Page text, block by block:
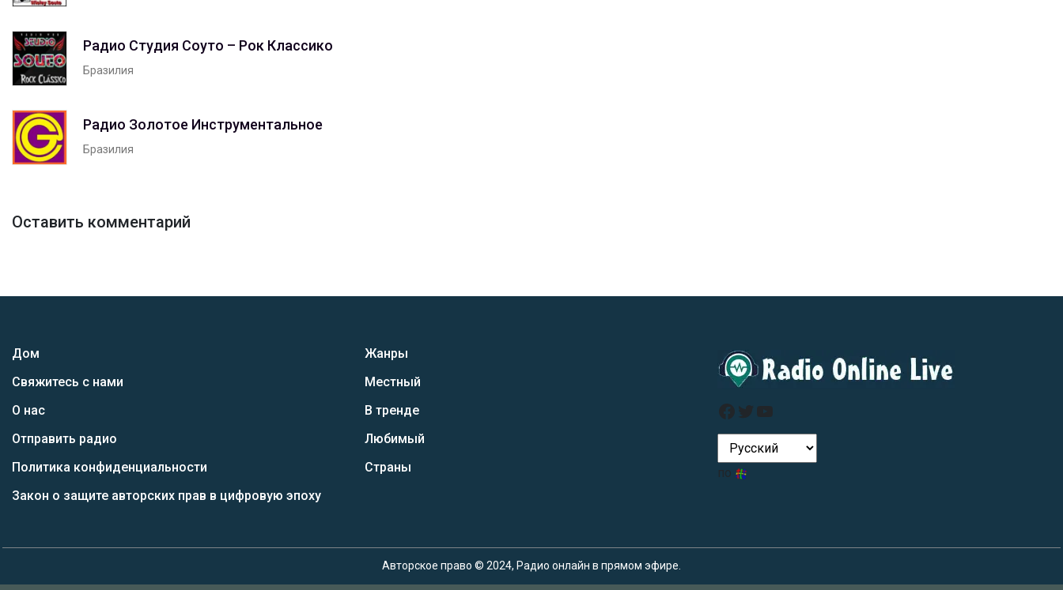
Радио Студия Соуто – Рок Классико
Бразилия
Радио Золотое Инструментальное
Бразилия
Оставить комментарий
Дом
Свяжитесь с нами
О нас
Отправить радио
Политика конфиденциальности
Закон о защите авторских прав в цифровую эпоху
Жанры
Местный
В тренде
Любимый
Страны
Фейсбук
Твиттер
YouTube
по
Авторское право © 2024, Радио онлайн в прямом эфире.